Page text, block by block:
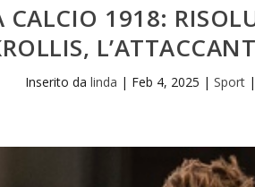
CALCIO 1918:
Inserito da linda | Feb 4, 2025 | Sport|